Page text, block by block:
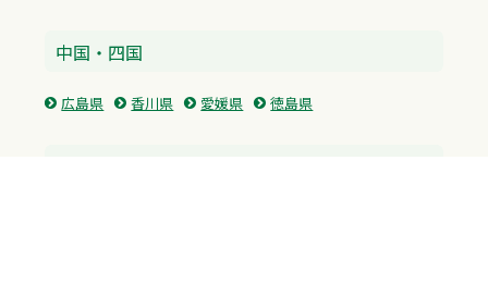
中国・四国
広島県 香川県 愛媛県 徳島県